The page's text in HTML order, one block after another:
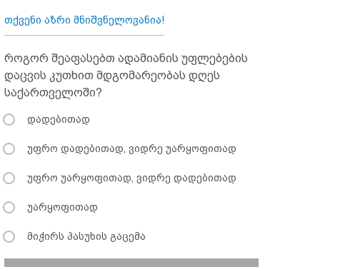
თქვენი აზრი მნიშვნელოვანია!
როგორ შეაფასებთ ადამიანის უფლებების
დაცვის კუთხით მდგომარეობას დღეს
საქართველოში?
დადებითად
უფრო დადებითად, ვიდრე უარყოფითად
უფრო უარყოფითად, ვიდრე დადებითად
უარყოფითად
მიჭირს პასუხის გაცემა